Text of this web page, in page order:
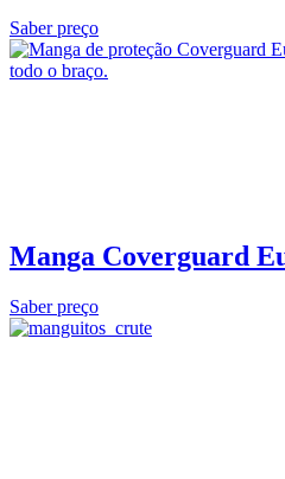
Saber preço
Manga Coverguard
Saber preço